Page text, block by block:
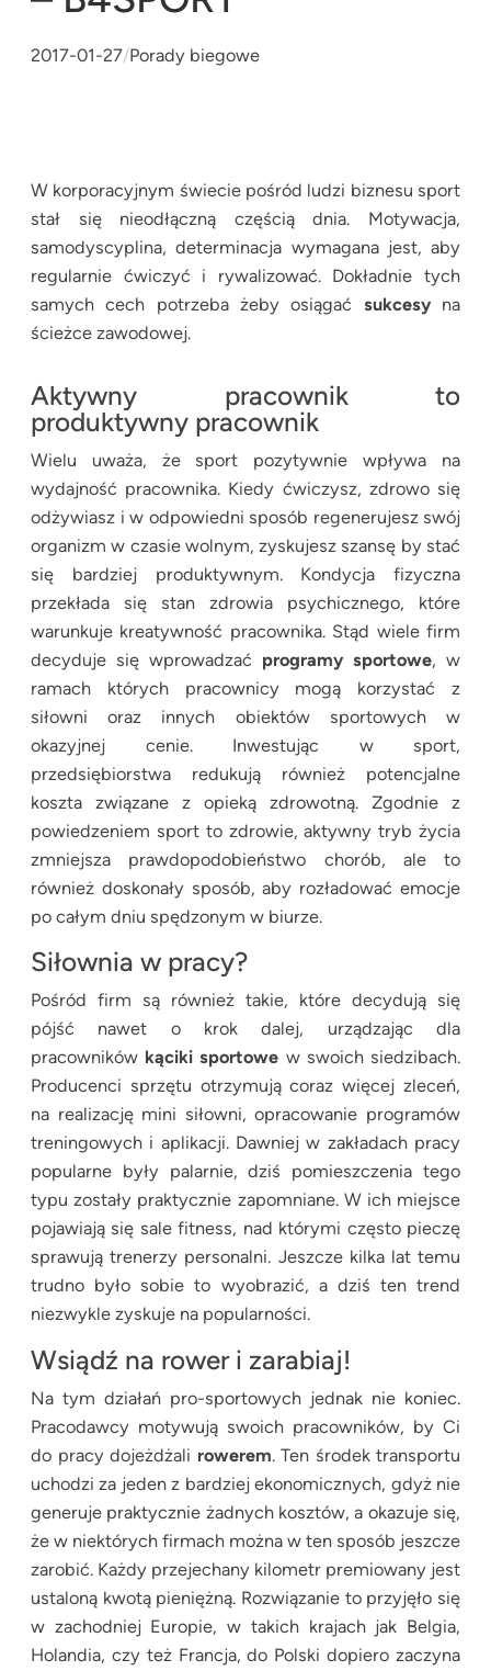
2017-01-27/Porady biegowe
W korporacyjnym świecie pośród ludzi biznesu sport
stał się nieodłączną częścią dnia. Motywacja,
samodyscyplina, determinacja wymagana jest, aby
regularnie ćwiczyć i rywalizować. Dokładnie tych
samych cech potrzeba żeby osiągać
sukcesy na
ścieżce zawodowej.
Aktywny pracownik to
produktywny pracownik
Wielu uważa, że sport pozytywnie wpływa na
wydajność pracownika. Kiedy ćwiczysz, zdrowo się
odżywiasz i w odpowiedni sposób regenerujesz swój
organizm w czasie wolnym, zyskujesz szansę by stać
się bardziej produktywnym. Kondycja fizyczna
przekłada się stan zdrowia psychicznego, które
warunkuje kreatywność pracownika. Stąd wiele firm
decyduje się wprowadzać programy sportowe, w
ramach których pracownicy mogą korzystać z
siłowni oraz innych obiektów sportowych w
okazyjnej cenie. Inwestując w sport,
przedsiębiorstwa redukują również potencjalne
koszta związane z opieką zdrowotną. Zgodnie z
powiedzeniem sport to zdrowie, aktywny tryb życia
zmniejsza prawdopodobieństwo chorób, ale to
również doskonały sposób, aby rozładować emocje
po całym dniu spędzonym w biurze.
Siłownia w pracy?
Pośród firm są również takie, które decydują się
pójść nawet o krok dalej, urządzając dla
pracowników kąciki sportowe w swoich siedzibach.
Producenci sprzętu otrzymują coraz więcej zleceń,
na realizację mini siłowni, opracowanie programów
treningowych i aplikacji. Dawniej w zakładach pracy
popularne były palarnie, dziś pomieszczenia tego
typu zostały praktycznie zapomniane. W ich miejsce
pojawiają się sale fitness, nad którymi często pieczę
sprawują trenerzy personalni. Jeszcze kilka lat temu
trudno było sobie to wyobrazić, a dziś ten trend
niezwykle zyskuje na popularności.
Wsiądź na rower i zarabiaj!
Na tym działań pro-sportowych jednak nie koniec.
Pracodawcy motywują swoich pracowników, by Ci
do pracy dojeżdżali rowerem. Ten środek transportu
uchodzi za jeden z bardziej ekonomicznych, gdyż nie
generuje praktycznie żadnych kosztów, a okazuje się,
że w niektórych firmach można w ten sposób jeszcze
zarobić. Każdy przejechany kilometr premiowany jest
ustaloną kwotą pieniężną. Rozwiązanie to przyjęło się
w zachodniej Europie, w takich krajach jak Belgia,
Holandia, czy też Francja, do Polski dopiero zaczyna